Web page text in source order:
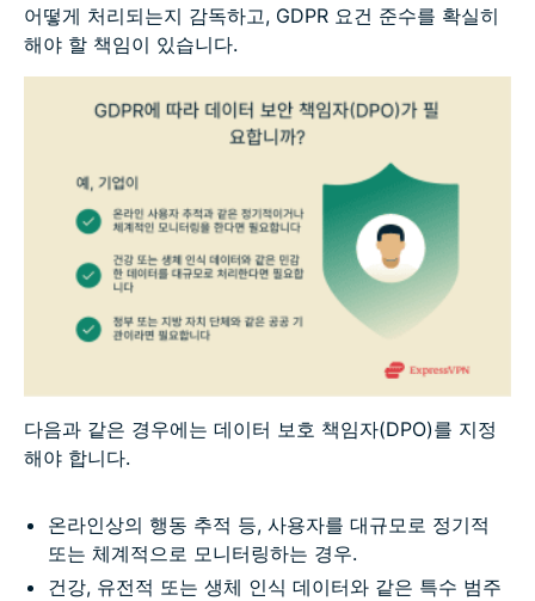
어떻게 처리되는지 감독하고, GDPR 요건 준수를 확실히
해야 할 책임이 있습니다.
다음과 같은 경우에는 데이터 보호 책임자(DPO)를 지정
해야 합니다.
온라인상의 행동 추적 등, 사용자를 대규모로 정기적
또는 체계적으로 모니터링하는 경우.
건강, 유전적 또는 생체 인식 데이터와 같은 특수 범주